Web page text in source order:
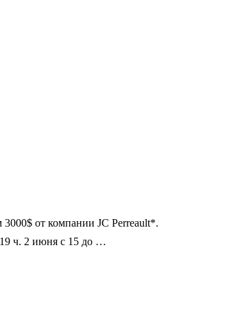
от компании JC Perreault*.
ч. 2 июня с 15 до …